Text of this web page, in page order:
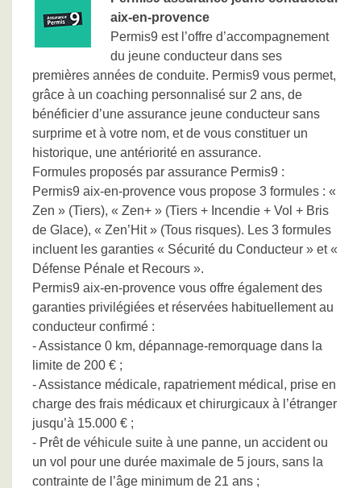
aix-en-provence
Permis9 est l’offre d’accompagnement
du jeune conducteur dans ses
premières années de conduite. Permis9 vous permet,
grâce à un coaching personnalisé sur 2 ans, de
bénéficier d’une assurance jeune conducteur sans
surprime et à votre nom, et de vous constituer un
historique, une antériorité en assurance.
Formules proposés par assurance Permis9 :
Permis9 aix-en-provence vous propose 3 formules : «
Zen » (Tiers), « Zen+ » (Tiers + Incendie + Vol + Bris
de Glace), « Zen’Hit » (Tous risques). Les 3 formules
incluent les garanties « Sécurité du Conducteur » et «
Défense Pénale et Recours ».
Permis9 aix-en-provence vous offre également des
garanties privilégiées et réservées habituellement au
conducteur confirmé :
- Assistance 0 km, dépannage-remorquage dans la
limite de 200 € ;
- Assistance médicale, rapatriement médical, prise en
charge des frais médicaux et chirurgicaux à l’étranger
jusqu’à 15.000 € ;
- Prêt de véhicule suite à une panne, un accident ou
un vol pour une durée maximale de 5 jours, sans la
contrainte de l’âge minimum de 21 ans ;